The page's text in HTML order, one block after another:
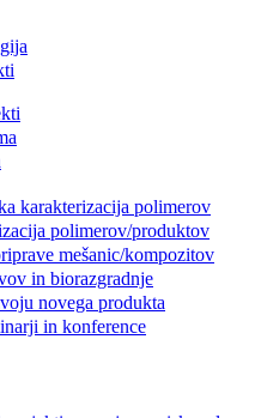
karakterizacija polimerov
polimerov/produktov
mešanic/kompozitov
in biorazgradnje
novega produkta
in konference